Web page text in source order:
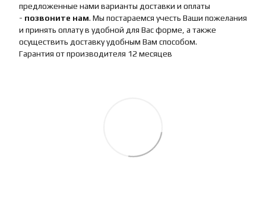
предложенные нами варианты доставки и оплаты
- позвоните нам. Мы постараемся учесть Ваши пожелания
и принять оплату в удобной для Вас форме, а также
осуществить доставку удобным Вам способом.
Гарантия от производителя 12 месяцев